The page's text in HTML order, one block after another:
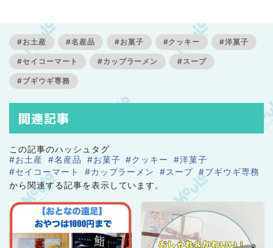
#お土産 #名産品 #お菓子 #クッキー #洋菓子
#セイコーマート #カップラーメン #スープ
#ブギウギ専務
関連記事
この記事のハッシュタグ
#お土産 #名産品 #お菓子 #クッキー
#洋菓子
#セイコーマート
#カップラーメン #スープ #ブギウギ専務
から関連する記事を表示しています。